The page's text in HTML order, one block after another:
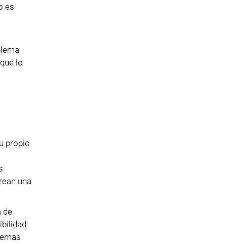
es
lo
propio
una
de